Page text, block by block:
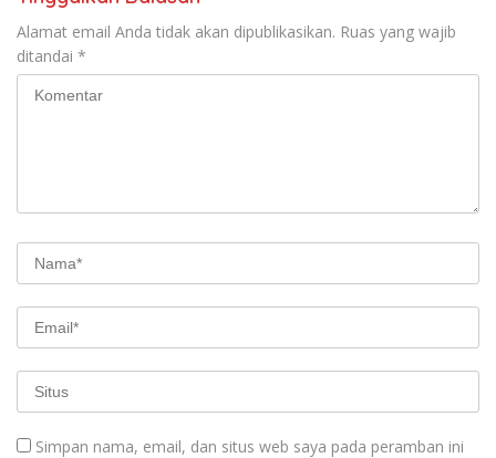
Alamat email Anda tidak akan dipublikasikan. Ruas yang wajib
ditandai *
Simpan nama, email, dan situs web saya pada peramban ini